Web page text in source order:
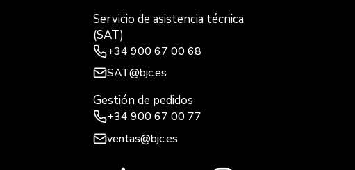
Servicio de asistencia técnica
(SAT)
+34900 67 00 68
SAT@bjc.es
Gestión de pedidos
+34 900 67 00 77
ventas@bjc.es